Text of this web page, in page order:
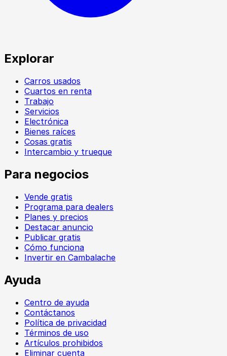
Explorar
Carros usados
Cuartos en renta
Trabajo
Servicios
Electrónica
Bienes raíces
Cosas gratis
Intercambio y trueque
Para negocios
Vende gratis
Programa para dealers
Planes y precios
Destacar anuncio
Publicar gratis
Cómo funciona
Invertir en Cambalache
Ayuda
Centro de ayuda
Contáctanos
Política de privacidad
Términos de uso
Artículos prohibidos
Eliminar cuenta